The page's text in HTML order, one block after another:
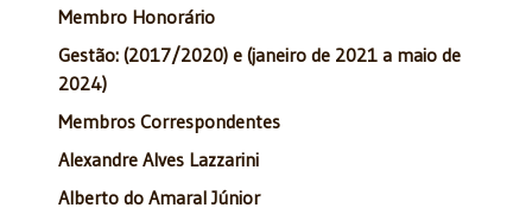
Membro Honorário
Gestão: (2017/2020) e (janeiro de 2021 a maio de
2024)
Membros Correspondentes
Alexandre Alves Lazzarini
Alberto do Amaral Júnior